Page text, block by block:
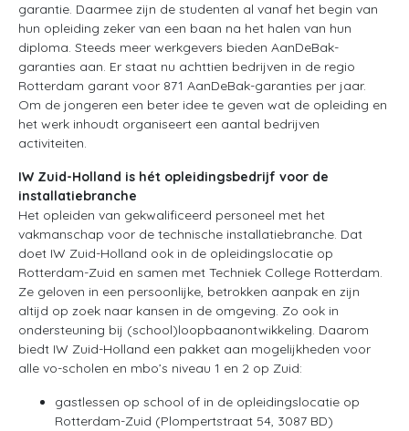
garantie. Daarmee zijn de studenten al vanaf het begin van
hun opleiding zeker van een baan na het halen van hun
diploma. Steeds meer werkgevers bieden AanDeBak-
garanties aan. Er staat nu achttien bedrijven in de regio
Rotterdam garant voor 871 AanDeBak-garanties per jaar.
Om de jongeren een beter idee te geven wat de opleiding en
het werk inhoudt organiseert een aantal bedrijven
activiteiten.
IW Zuid-Holland is hét opleidingsbedrijf voor de
installatiebranche
Het opleiden van gekwalificeerd personeel met het
vakmanschap voor de technische installatiebranche. Dat
doet IW Zuid-Holland ook in de opleidingslocatie op
Rotterdam-Zuid en samen met Techniek College Rotterdam.
Ze geloven in een persoonlijke, betrokken aanpak en zijn
altijd op zoek naar kansen in de omgeving. Zo ook in
ondersteuning bij (school)loopbaanontwikkeling. Daarom
biedt IW Zuid-Holland een pakket aan mogelijkheden voor
alle vo-scholen en mbo’s niveau 1 en 2 op Zuid:
gastlessen op school of in de opleidingslocatie op
Rotterdam-Zuid (Plompertstraat 54, 3087 BD)